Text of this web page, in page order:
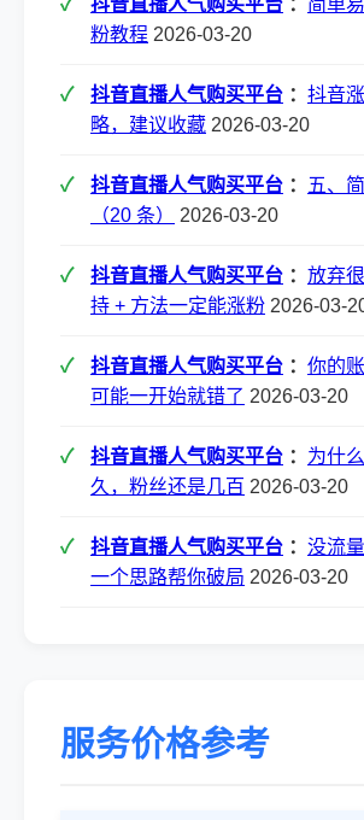
抖音直播人气购买平台 ： 简单
粉教程 2026-03-20
抖音直播人气购买平台 ： 抖音
略，建议收藏 2026-03-20
抖音直播人气购买平台 ：
五、
（20 条）
2026-03-20
抖音直播人气购买平台 ： 放弃
持 + 方法一定能涨粉 2026-03-
抖音直播人气购买平台 ： 你的
可能一开始就错了 2026-03-20
抖音直播人气购买平台 ： 为什
久，粉丝还是几百 2026-03-20
抖音直播人气购买平台 ： 没流
一个思路帮你破局 2026-03-20
服务价格参考